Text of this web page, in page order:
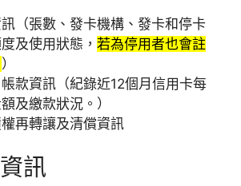
（張數、發卡機構、發卡和停卡
及使用狀態， 若為停用者也會註
）
款資訊（紀錄近12個月信用卡每
及繳款狀況。）
再轉讓及清償資訊
訊